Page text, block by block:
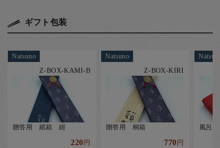
ギフト包装
Natsuno
Z-BOX-KAMI-B
贈答用 紙箱 紺
220円
Natsuno
Z-BOX-KIRI
贈答用 桐箱
770円
風呂